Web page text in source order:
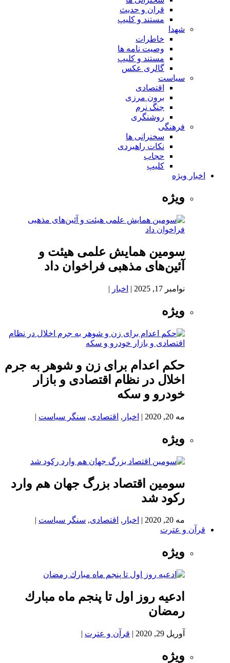
قران و حدیث
مستند و کلیپ
شهدا
خاطرات
وصیت نامه ها
مستند و کلیپ
گالری عکس
سیاست
اقتصادی
برون مرزی
جنگ نرم
روشنگری
فرهنگی
سخنرانی ها
نکات راهبردی
حجاب
کلیپ
اخبار ویژه
ویژه
سومین همایش علمی هیئت و
آئین‌های مذهبی فراخوان داد
نوامبر 17, 2025 | اخبار |
ویژه
حکم اعدام برای زن و شوهر به جرم
اخلال در نظام اقتصادی و بازار
خودرو و سکه
مه 20, 2020 | اخبار , اقتصادی, سنگر سیاست |
ویژه
سومین اقتصاد بزرگ جهان هم وارد
رکود شد
مه 20, 2020 | اخبار , اقتصادی, سنگر سیاست |
قرآن و عترت
ویژه
ادعيه روز اول تا پنجم ماه مبارك
رمضان
آوریل 29, 2020 | قرآن و عترت |
ویژه